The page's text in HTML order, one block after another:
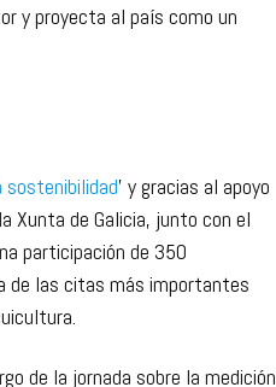
y proyecta al país como un
sostenibilidad’ y gracias al apoyo
Xunta de Galicia, junto con el
participación de 350
de las citas más importantes
de la jornada sobre la medición